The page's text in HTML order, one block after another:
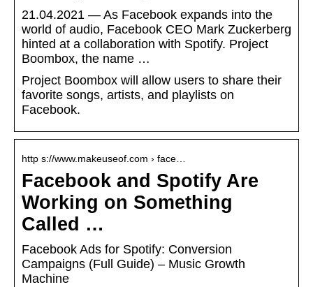
21.04.2021 — As Facebook expands into the
world of audio, Facebook CEO Mark Zuckerberg
hinted at a collaboration with Spotify. Project
Boombox, the name …
Project Boombox will allow users to share their
favorite songs, artists, and playlists on
Facebook.
http s://www.makeuseof.com › face…
Facebook and Spotify Are
Working on Something
Called …
Facebook Ads for Spotify: Conversion
Campaigns (Full Guide) – Music Growth
Machine